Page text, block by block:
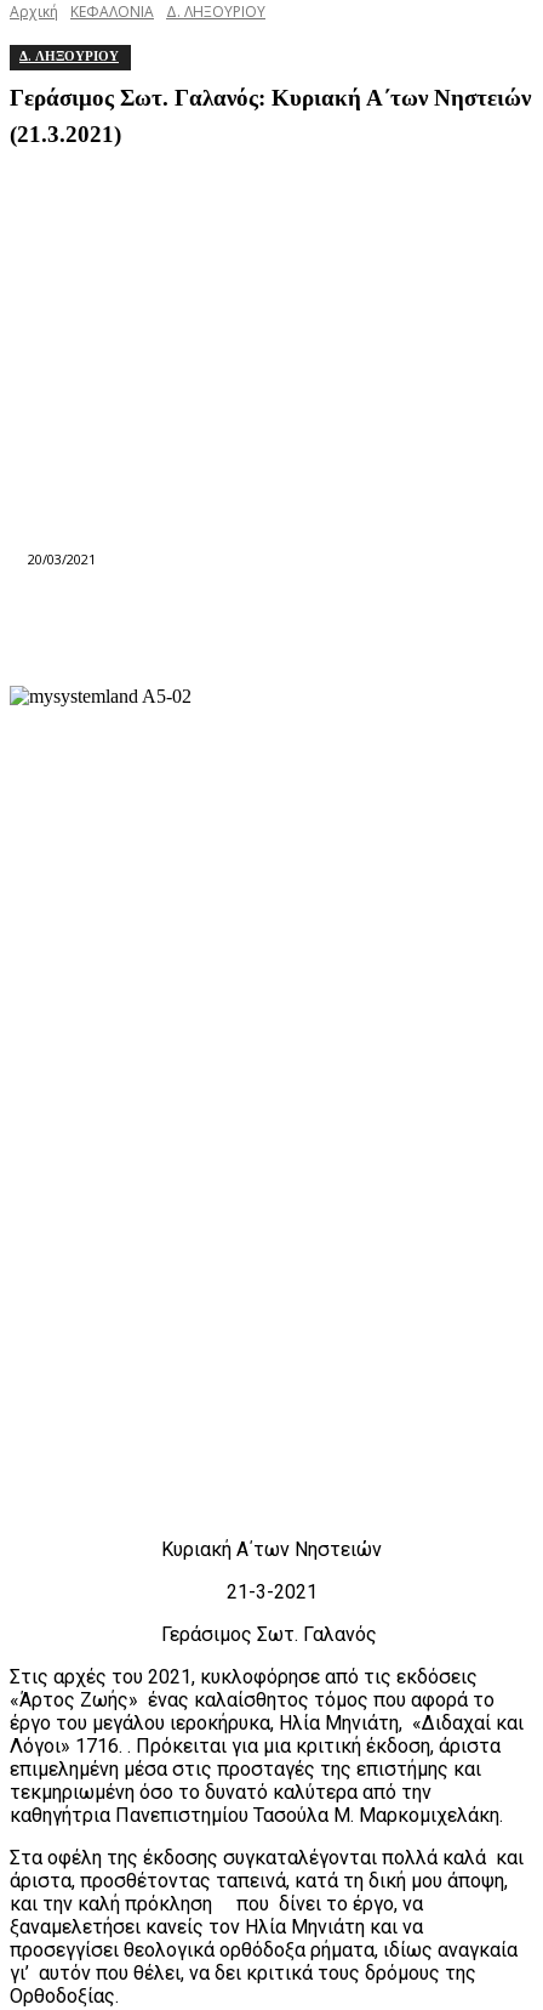
Αρχική ΚΕΦΑΛΟΝΙΑ Δ. ΛΗΞΟΥΡΙΟΥ
Δ. ΛΗΞΟΥΡΙΟΥ
Γεράσιμος Σωτ. Γαλανός: Κυριακή Α΄των Νηστειών
(21.3.2021)
20/03/2021
Κυριακή Α΄των Νηστειών
21-3-2021
Γεράσιμος Σωτ. Γαλανός
Στις αρχές του 2021, κυκλοφόρησε από τις εκδόσεις
«Άρτος Ζωής» ένας καλαίσθητος τόμος που αφορά το
έργο του μεγάλου ιεροκήρυκα, Ηλία Μηνιάτη, «Διδαχαί και
Λόγοι» 1716. . Πρόκειται για μια κριτική έκδοση, άριστα
επιμελημένη μέσα στις προσταγές της επιστήμης και
τεκμηριωμένη όσο το δυνατό καλύτερα από την
καθηγήτρια Πανεπιστημίου Τασούλα Μ. Μαρκομιχελάκη.
Στα οφέλη της έκδοσης συγκαταλέγονται πολλά καλά και
άριστα, προσθέτοντας ταπεινά, κατά τη δική μου άποψη,
και την καλή πρόκληση που δίνει το έργο, να
ξαναμελετήσει κανείς τον Ηλία Μηνιάτη και να
προσεγγίσει θεολογικά ορθόδοξα ρήματα, ιδίως αναγκαία
γι’ αυτόν που θέλει, να δει κριτικά τους δρόμους της
Ορθοδοξίας.